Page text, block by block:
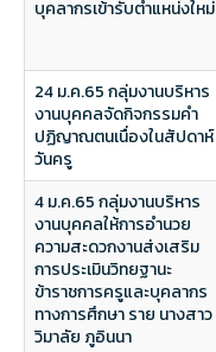
บุคลากรเข้ารับตำแหน่งใหม่
24 ม.ค.65 กลุ่มงานบริหาร
งานบุคคลจัดกิจกรรมคำ
ปฏิญาณตนเนื่องในสัปดาห์
วันครู
4 ม.ค.65 กลุ่มงานบริหาร
งานบุคคลให้การอำนวย
ความสะดวกงานส่งเสริม
การประเมินวิทยฐานะ
ข้าราชการครูและบุคลากร
ทางการศึกษา ราย นางสาว
วิมาลัย ภูอินนา